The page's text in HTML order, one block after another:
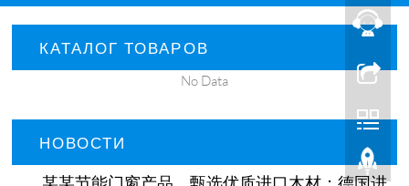
КАТАЛОГ ТОВАРОВ
No Data
НОВОСТИ